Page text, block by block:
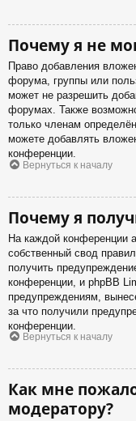
Почему я не
Право добавления
форума, группы или
может не разрешить
форумах. Также
только членам
можете добавлять
конференции.
Вернуться к началу
Почему я
На каждой конференции
собственный свод
получить
конференции, и phpBB
предупреждениям,
за что получили
конференции.
Вернуться к началу
Как мне
модератору?